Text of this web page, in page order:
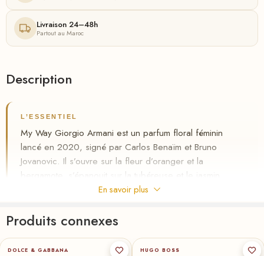
Livraison 24–48h
Partout au Maroc
Description
L’ESSENTIEL
My Way Giorgio Armani est un parfum floral féminin
lancé en 2020, signé par Carlos Benaïm et Bruno
Jovanovic. Il s’ouvre sur la fleur d’oranger et la
bergamote, s’épanouit sur la tubéreuse et le jasmin
d’Inde, puis se pose sur une vanille de Madagascar et
Maroc chez Riha.ma, avec livraison gratuite et paiement
✦ Floral blanc vanillé, tenue 7–9 h
En savoir plus
Produits connexes
50-ml 100-ml ★
DOLCE & GABBANA HUGO BOSS